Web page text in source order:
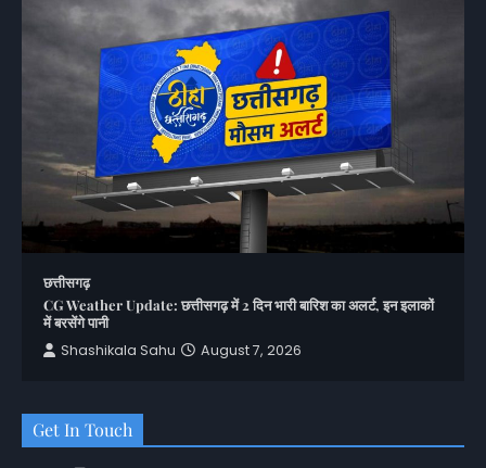
छत्तीसगढ़
CG Weather Update: छत्तीसगढ़ में 2 दिन भारी बारिश का अलर्ट, इन इलाकों
में बरसेंगे पानी
Shashikala Sahu
August 7, 2026
Get In Touch